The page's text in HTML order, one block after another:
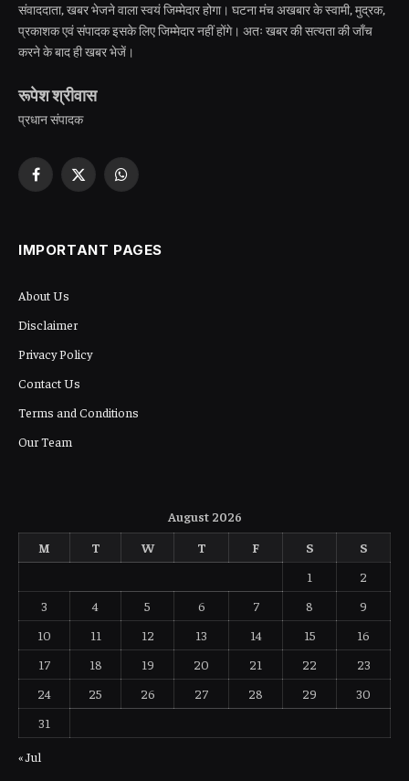
संवाददाता, खबर भेजने वाला स्वयं जिम्मेदार होगा। घटना मंच अखबार के स्वामी, मुद्रक,
प्रकाशक एवं संपादक इसके लिए जिम्मेदार नहीं होंगे। अतः खबर की सत्यता की जाँच
करने के बाद ही खबर भेजें।
रूपेश श्रीवास
प्रधान संपादक
Facebook
X
WhatsApp
IMPORTANT PAGES
About Us
Disclaimer
Privacy Policy
Contact Us
Terms and Conditions
Our Team
August 2026
M
T W T F S
S
1
2
3
4 5 6 7 8
9
10
11 12 13 14 15
16
17
18 19 20 21 22
23
24
25 26 27 28 29
30
31
« Jul